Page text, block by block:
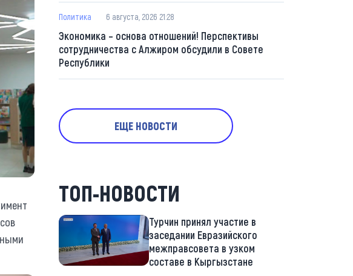
Политика 6 августа, 2026 21:28
Экономика – основа отношений! Перспективы
сотрудничества с Алжиром обсудили в Совете
Республики
ЕЩЕ НОВОСТИ
ТОП-НОВОСТИ
Турчин принял участие в
заседании Евразийского
межправсовета в узком
составе в Кыргызстане